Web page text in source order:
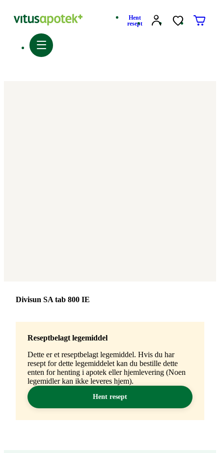
Hent
resept
Merke:
Divisun SA tab 800 IE
Reseptbelagt legemiddel
Dette er et reseptbelagt legemiddel. Hvis du har
resept for dette legemiddelet kan du bestille dette
enten for henting i apotek eller hjemlevering (Noen
legemidler kan ikke leveres hjem).
Hent resept